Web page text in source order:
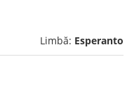
Limbă: Esperanto